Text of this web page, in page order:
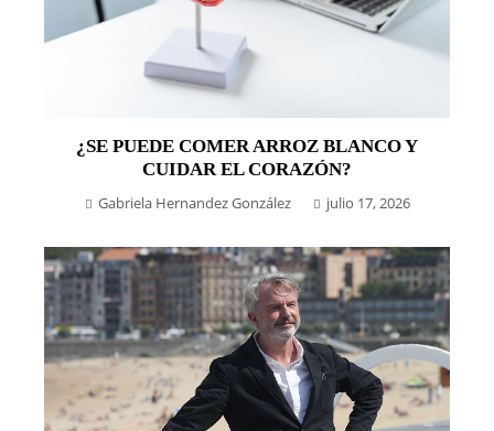
¿SE PUEDE COMER ARROZ BLANCO Y
CUIDAR EL CORAZÓN?
Gabriela Hernandez González julio 17, 2026